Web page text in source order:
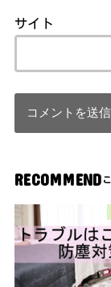
サイト
RECOMMEND